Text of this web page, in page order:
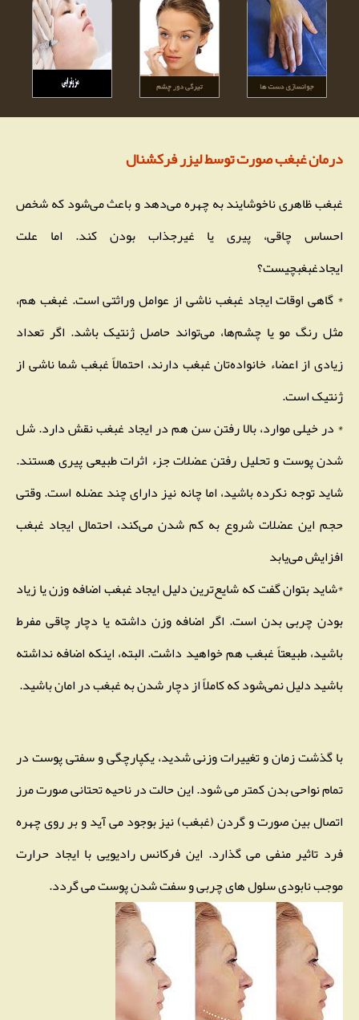
درمان غبغب صورت توسط لیزر فرکشنال
غبغب ظاهری ناخوشایند به چهره می‌دهد و باعث می‌شود که شخص
احساس چاقی، پیری یا غیرجذاب بودن کند. اما علت
ایجادغبغبچیست؟
* گاهی اوقات ایجاد غبغب ناشی از عوامل وراثتی است.‌ غبغب هم،
مثل رنگ مو یا چشم‌ها، می‌تواند حاصل ژنتیک باشد. اگر تعداد
زیادی از اعضاء خانواده‌تان غبغب دارند، احتمالاً غبغب شما ناشی از
ژنتیک است.
* در خیلی موارد، بالا رفتن سن هم در ایجاد غبغب نقش دارد. شل
شدن پوست و تحلیل رفتن عضلات جزء اثرات طبیعی پیری هستند.
شاید توجه نکرده باشید، اما چانه نیز دارای چند عضله است. وقتی
حجم این عضلات شروع به کم شدن می‌کند، احتمال ایجاد غبغب
افزایش می‌یابد
*شاید بتوان گفت که شایع‌ترین دلیل ایجاد غبغب اضافه وزن یا زیاد
بودن چربی بدن است. اگر اضافه وزن داشته یا دچار چاقی مفرط
باشید، طبیعتاً غبغب هم خواهید داشت. البته، اینکه اضافه نداشته
باشید دلیل نمی‌شود که کاملاً از دچار شدن به غبغب در امان باشید.
با گذشت زمان و تغییرات وزنی شدید، یکپارچگی و سفتی پوست در
تمام نواحی بدن کمتر می شود. این حالت در ناحیه تحتانی صورت مرز
اتصال بین صورت و گردن (غبغب) نیز بوجود می آید و بر روی چهره
فرد تاثیر منفی می گذارد. این فرکانس رادیویی با ایجاد حرارت
موجب نابودی سلول های چربی و سفت شدن پوست می گردد.